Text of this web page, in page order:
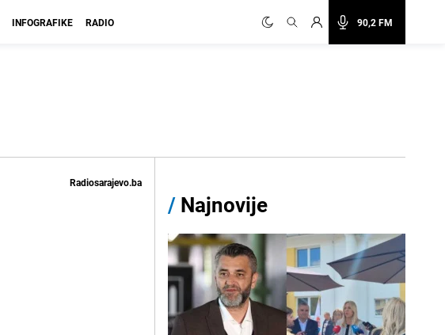
90,2 FM
INFOGRAFIKE RADIO
Radiosarajevo.ba
/ Najnovije